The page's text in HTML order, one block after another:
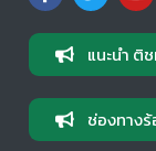
แนะนำ ติ
ช่องทาง